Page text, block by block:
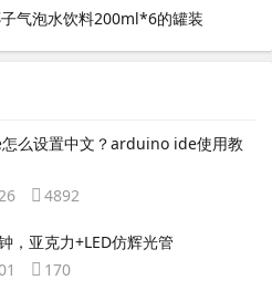
气泡水饮料200ml*6的罐装
么设置中文？arduino ide使用教
4892
，亚克力+LED仿辉光管
170